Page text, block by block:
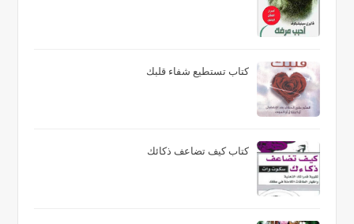
كتاب تستطيع شفاء قلبك
كتاب كيف تضاعف ذكائك